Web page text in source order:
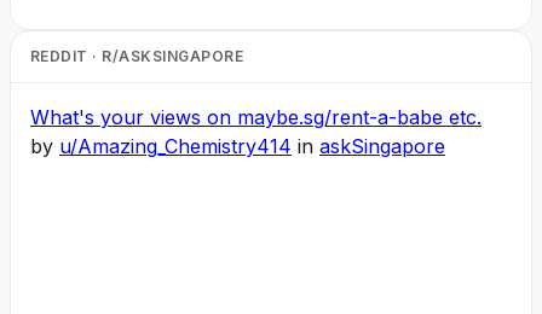
REDDIT · R/ASKSINGAPORE
What's your views on maybe.sg/rent-a-babe etc.
by u/Amazing_Chemistry414 in askSingapore